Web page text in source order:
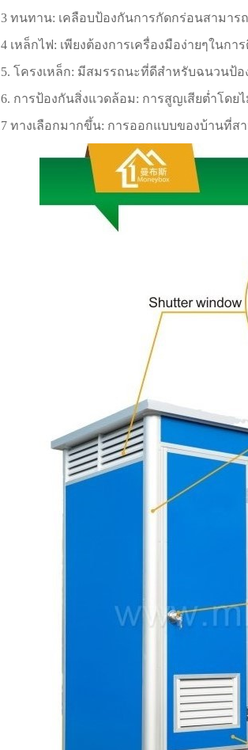
3 ทนทาน: เคลือบป้องกันการกัดกร่อนสามาร
4 เหล็กไฟ: เพียงต้องการเครื่องมือง่ายๆในกา
5. โครงเหล็ก: มีสมรรถนะที่ดีสำหรับฉนวนป้อ
6. การป้องกันสิ่งแวดล้อม: การสูญเสียต่ำโดย
7 ทางเลือกมากขึ้น: การออกแบบของบ้านที่ส